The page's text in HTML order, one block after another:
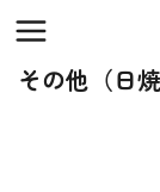
その他（日